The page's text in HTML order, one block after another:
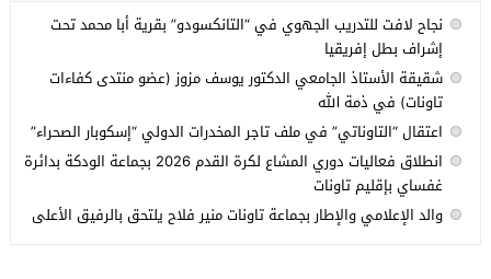
نجاح لافت للتدريب الجهوي في “التانكسودو” بقرية أبا محمد تحت
إشراف بطل إفريقيا
شقيقة الأستاذ الجامعي الدكتور يوسف مزوز (عضو منتدى كفاءات
تاونات) في ذمة الله
اعتقال “التاوناتي” في ملف تاجر المخدرات الدولي “إسكوبار الصحراء”
انطلاق فعاليات دوري المشاع لكرة القدم 2026 بجماعة الودكة بدائرة
غفساي بإقليم تاونات
والد الإعلامي والإطار بجماعة تاونات منير فلاح يلتحق بالرفيق الأعلى